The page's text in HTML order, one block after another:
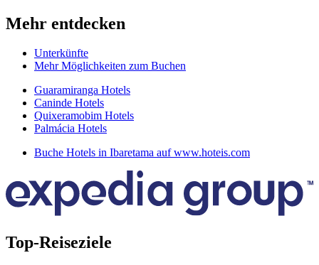
Mehr entdecken
Unterkünfte
Mehr Möglichkeiten zum Buchen
Guaramiranga Hotels
Caninde Hotels
Quixeramobim Hotels
Palmácia Hotels
Buche Hotels in Ibaretama auf www.hoteis.com
Top-Reiseziele